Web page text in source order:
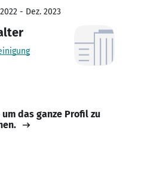
- Dez. 2023
das ganze Profil zu